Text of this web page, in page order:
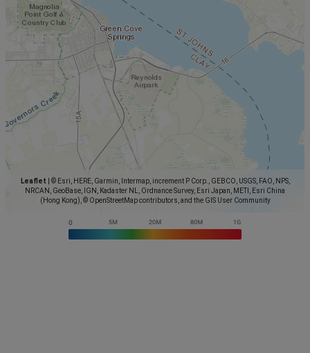
Leaflet
© Esri, HERE, Garmin, Intermap, increment P Corp., GEBCO, USGS, FAO, NPS,
NRCAN, GeoBase, IGN, Kadaster NL, Ordnance Survey, Esri Japan, METI, Esri China
(Hong Kong), © OpenStreetMap contributors, and the GIS User Community